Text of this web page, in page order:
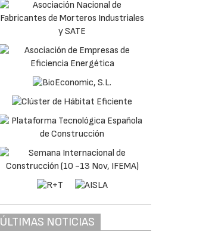
ÚLTIMAS NOTICIAS